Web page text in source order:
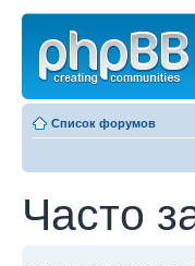
Список форумов
Часто